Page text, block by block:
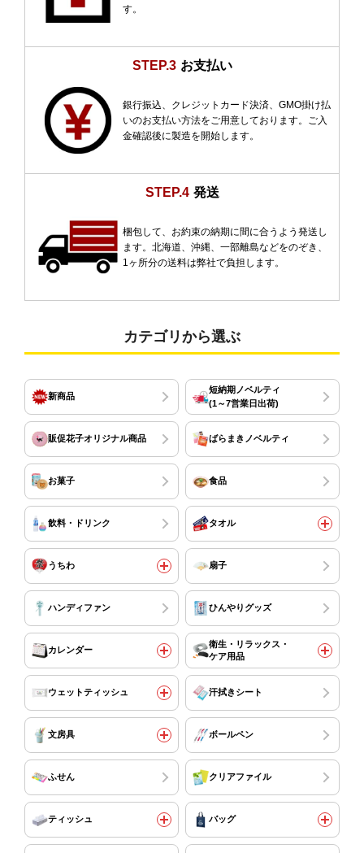
す。
STEP.3 お支払い
銀行振込、クレジットカード決済、GMO掛け払
いのお支払い方法をご用意しております。ご入
金確認後に製造を開始します。
STEP.4 発送
梱包して、お約束の納期に間に合うよう発送し
ます。北海道、沖縄、一部離島などをのぞき、
1ヶ所分の送料は弊社で負担します。
カテゴリから選ぶ
新商品
短納期ノベルティ
(1～7営業日出荷)
販促花子オリジナル商品 ばらまきノベルティ
お菓子 食品
飲料・ドリンク タオル
うちわ 扇子
ハンディファン ひんやりグッズ
カレンダー
衛生・リラックス・
ケア用品
ウェットティッシュ 汗拭きシート
文房具 ボールペン
ふせん クリアファイル
ティッシュ バッグ